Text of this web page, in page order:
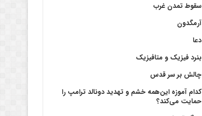
سقوط تمدن غرب
آرمگدون
دعا
بنرد فیزیک و متافیزیک
چالش بر سر قدس
کدام آموزه این‌همه خشم و تهدید دونالد ترامپ را
حمایت می‌کند؟